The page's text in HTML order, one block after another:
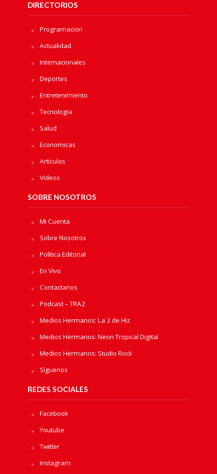
DIRECTORIOS
Programacion
Actualidad
Internacionales
Deportes
Entretenimiento
Tecnologia
Salud
Economicas
Artículos
Videos
SOBRE NOSOTROS
Mi Cuenta
Sobre Nosotros
Política Editorial
En Vivo
Contactanos
Podcast – TRA2
Medios Hermanos: La 2 de Hiz
Medios Hermanos: Neon Tropical Digital
Medios Hermanos: Studio Rock
Sìguenos
REDES SOCIALES
Facebook
Youtube
Twitter
Instagram